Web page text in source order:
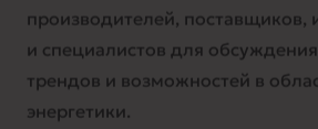
производителей, поставщиков,
и специалистов для
трендов и возможностей в
энергетики.